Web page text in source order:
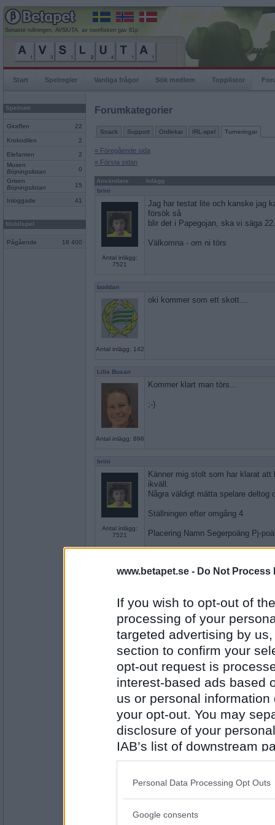
www.betapet.se - Do Not Process
If you wish to opt-out of
processing of your
targeted advertising by
section to confirm your
opt-out request is
interest-based ads based
us or personal
your opt-out. You may
disclosure of your
IAB’s list of downstream
also be disclosed by us
Downstream Participants
Please note that this
Personal Data Processing Opt Outs
Google consents
Senaste rullningen, AVSlUTA, av toonfisken gav 81p
Start Spelregler Vanliga frågor Sök medlem Topplistor
Spelrum
Giraffen 22
Krokodilen 2
Elefanten
2
Musen
Böjningslistan
0
Grisen
Böjningslistan
15
Inloggade 41
Mobilspel
Pågående 18 400
Forumkategorier
Snack Support Ordlekar IRL-spel Turneringar
« Föregående sida
« Första sidan
Användare
Inlägg
brini
Antal inlägg:
7521
Jag har testat lite och kanske jag
försök så
blir det i Papegojan, ska vi säga
Välkomna - om ni törs
boddan
Antal inlägg: 142
oki kommer som ett skott....
Lilla Busan
Antal inlägg: 896
Kommer klart man törs...
;-)
brini
Antal inlägg:
7521
Känner mig stolt som har klarat att
ikväll.
Några väldigt mätta spelare deltog
Ställningen efter omgång 4
Placering Namn Segerpoäng Pj-
3 Bambidaam 2.0 683.0
6 boddan 1.0 548.0
7 basketagnes 1.0 385.0
8 brini 1.0 367.0
Några rullningar blev det också,
Nelly2 har rullat för 63 poäng
turneringens bästa
basketagnes har rullat för 62
Naturligtvis säger vi ett stort
spelare och turnerare en fortsatt
boddan